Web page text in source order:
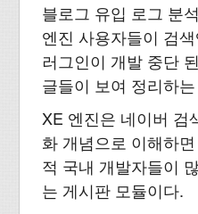
블로그 유입 로그 분
엔진 사용자들이 검
러그인이 개발 중단
글들이 보여 정리하
XE 엔진은 네이버 검
화 개념으로 이해하
적 국내 개발자들이
는 게시판 모듈이다.